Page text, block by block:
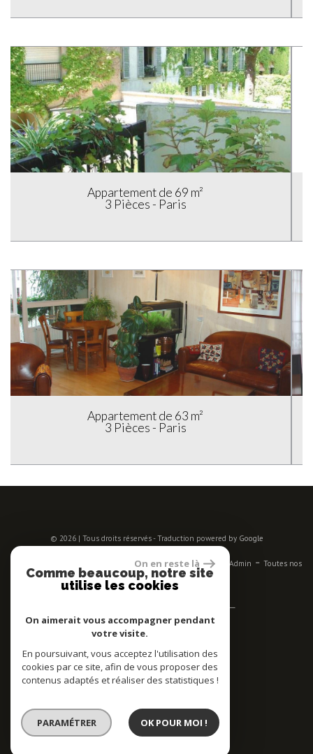
Appartement de 70 m²
4 Pièces - Paris
Appartement de 63 m²
3 Pièces - Paris
© 2026 | Tous droits réservés - Traduction powered by Google
Nos honoraires-Liens Admin - Toutes nos
annonces
Espace propriétaires
Adhérent
On en reste là
Comme beaucoup, notre site
utilise les cookies
On aimerait vous accompagner pendant
votre visite.
En poursuivant, vous acceptez l'utilisation des
cookies par ce site, afin de vous proposer des
contenus adaptés et réaliser des statistiques !
PARAMÉTRER OK POUR MOI !